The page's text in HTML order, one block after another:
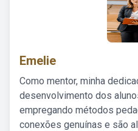
Emelie
Como mentor, minha
desenvolvimento dos
empregando métodos
conexões genuínas e são